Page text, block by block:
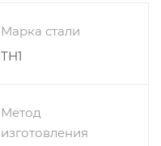
Марка стали
ТН1
Метод
изготовления